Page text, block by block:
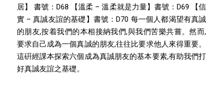
居】 書號：D68 【溫柔 – 溫柔就是力量】書號：D69 【信
實 – 真誠友誼的基礎】書號：D70 每一個人都渴望有真誠
的朋友,按着我們的本相接納我們,與我們苦樂共嘗。然而,
要求自己成為一個真誠的朋友,往往比要求他人來得重要。
這硏經課本探索六個成為真誠朋友的基本要素,有助我們打
好真誠友誼之基礎。